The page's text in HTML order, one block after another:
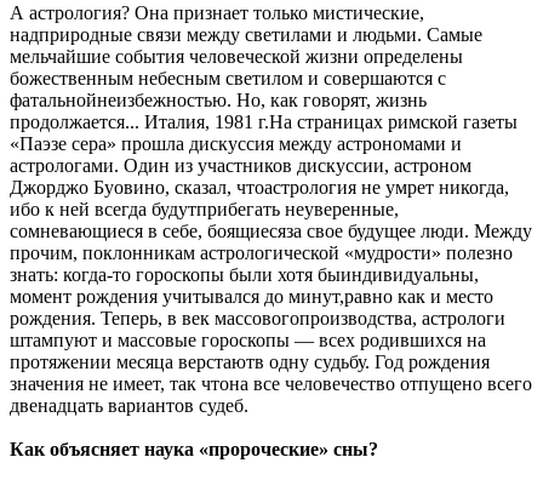
А астрология? Она признает только мистические,
надприродные связи между светилами и людьми. Самые
мельчайшие события человеческой жизни определены
божественным небесным светилом и совершаются с
фатальнойнеизбежностью. Но, как говорят, жизнь
продолжается... Италия, 1981 г.На страницах римской газеты
«Паэзе сера» прошла дискуссия между астрономами и
астрологами. Один из участников дискуссии, астроном
Джорджо Буовино, сказал, чтоастрология не умрет никогда,
ибо к ней всегда будутприбегать неуверенные,
сомневающиеся в себе, боящиесяза свое будущее люди. Между
прочим, поклонникам астрологической «мудрости» полезно
знать: когда-то гороскопы были хотя быиндивидуальны,
момент рождения учитывался до минут,равно как и место
рождения. Теперь, в век массовогопроизводства, астрологи
штампуют и массовые гороскопы — всех родившихся на
протяжении месяца верстаютв одну судьбу. Год рождения
значения не имеет, так чтона все человечество отпущено всего
двенадцать вариантов судеб.
Как объясняет наука «пророческие» сны?